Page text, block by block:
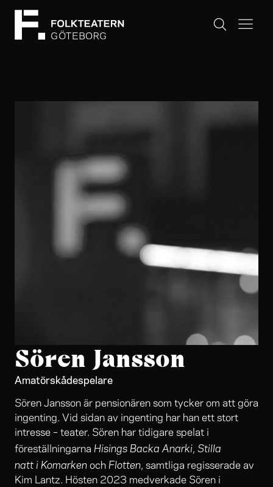
Sören Jansson
Amatörskådespelare
Sören Jansson är pensionären som tycker om att göra
ingenting. Vid sidan av ingenting har han ett stort
intresse – teater. Sören har tidigare spelat i
föreställningarna Hisings Backa Anarki, Stilla
natt i Komarken och Flotten, samtliga regisserade av
Kim Lantz. Hösten 2023 medverkade Sören i